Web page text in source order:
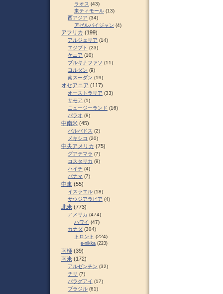
ラオス (43)
東ティモール (13)
西アジア (34)
アゼルバイジャン (4)
アフリカ (199)
アルジェリア (14)
エジプト (23)
ケニア (10)
ブルキナファソ (11)
ヨルダン (9)
南スーダン (19)
オセアニア (117)
オーストラリア (33)
サモア (1)
ニュージーランド (16)
パラオ (8)
中南米 (45)
バルバドス (2)
メキシコ (20)
中央アメリカ (75)
グアテマラ (7)
コスタリカ (9)
ハイチ (4)
パナマ (7)
中東 (55)
イスラエル (18)
サウジアラビア (4)
北米 (773)
アメリカ (474)
ハワイ (47)
カナダ (304)
トロント (224)
e-nikka (223)
南極 (39)
南米 (172)
アルゼンチン (32)
チリ (7)
パラグアイ (17)
ブラジル (61)